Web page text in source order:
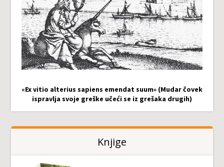
«Ex vitio alterius sapiens emendat suum» (Mudar čovek
ispravlja svoje greške učeći se iz grešaka drugih)
Knjige